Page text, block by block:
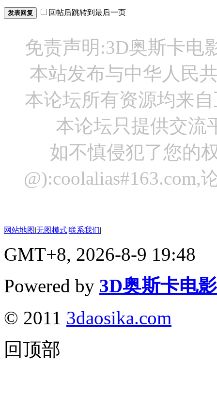
发表回复 回帖后跳转到最后一页
免责声明:3D奥斯卡电
本站发布与中华人民
本论坛所有资源均来
本论坛只提供交流
如不慎侵犯了您的
网站地图|无图模式|联系我们|
GMT+8, 2026-8-9 19:48
Powered by 3D奥斯卡电
© 2011 3daosika.com
回顶部